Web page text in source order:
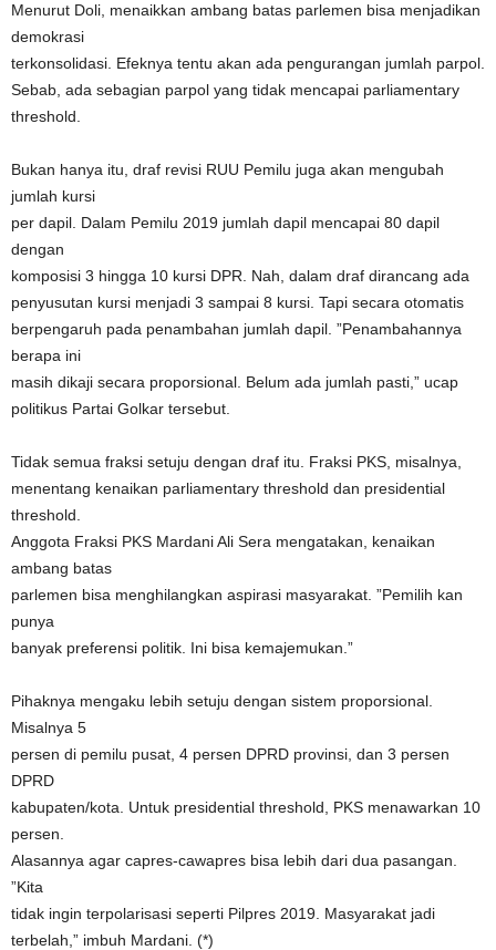
Menurut Doli, menaikkan ambang batas parlemen bisa menjadikan
demokrasi
terkonsolidasi. Efeknya tentu akan ada pengurangan jumlah parpol.
Sebab, ada sebagian parpol yang tidak mencapai parliamentary
threshold.
Bukan hanya itu, draf revisi RUU Pemilu juga akan mengubah
jumlah kursi
per dapil. Dalam Pemilu 2019 jumlah dapil mencapai 80 dapil
dengan
komposisi 3 hingga 10 kursi DPR. Nah, dalam draf dirancang ada
penyusutan kursi menjadi 3 sampai 8 kursi. Tapi secara otomatis
berpengaruh pada penambahan jumlah dapil. ”Penambahannya
berapa ini
masih dikaji secara proporsional. Belum ada jumlah pasti,” ucap
politikus Partai Golkar tersebut.
Tidak semua fraksi setuju dengan draf itu. Fraksi PKS, misalnya,
menentang kenaikan parliamentary threshold dan presidential
threshold.
Anggota Fraksi PKS Mardani Ali Sera mengatakan, kenaikan
ambang batas
parlemen bisa menghilangkan aspirasi masyarakat. ”Pemilih kan
punya
banyak preferensi politik. Ini bisa kemajemukan.”
Pihaknya mengaku lebih setuju dengan sistem proporsional.
Misalnya 5
persen di pemilu pusat, 4 persen DPRD provinsi, dan 3 persen
DPRD
kabupaten/kota. Untuk presidential threshold, PKS menawarkan 10
persen.
Alasannya agar capres-cawapres bisa lebih dari dua pasangan.
”Kita
tidak ingin terpolarisasi seperti Pilpres 2019. Masyarakat jadi
terbelah,” imbuh Mardani. (*)